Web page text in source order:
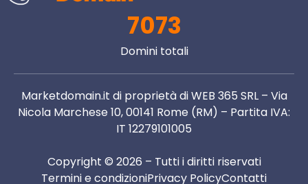
7073
Domini totali
Marketdomain.it di proprietà di WEB 365 SRL – Via
Nicola Marchese 10, 00141 Rome (RM) – Partita IVA:
IT 12279101005
Copyright © 2026 – Tutti i diritti riservati
Termini e condizioniPrivacy PolicyContatti